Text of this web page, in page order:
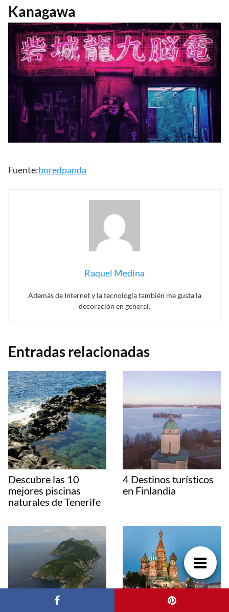
Kanagawa
Fuente:boredpanda
Raquel Medina
Además de Internet y la tecnología también me gusta la
decoración en general.
Entradas relacionadas
Descubre las 10
mejores piscinas
naturales de Tenerife
4 Destinos turísticos
en Finlandia